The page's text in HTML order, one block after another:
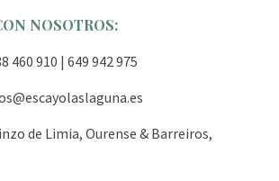
NOSOTROS:
460 910 | 649 942 975
de Limia, Ourense & Barreiros,